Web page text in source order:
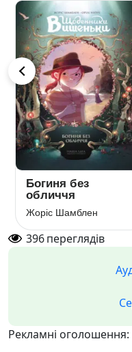
Богиня без
обличчя
Жоріс Шамблен
396переглядів
Рекламні оголошення: